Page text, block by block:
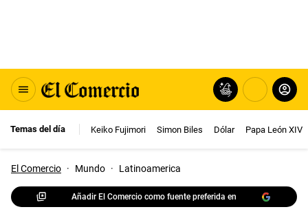
Temas del día Keiko Fujimori Simon Biles Dólar Papa León XIV
El Comercio · Mundo · Latinoamerica
Añadir El Comercio como fuente preferida en